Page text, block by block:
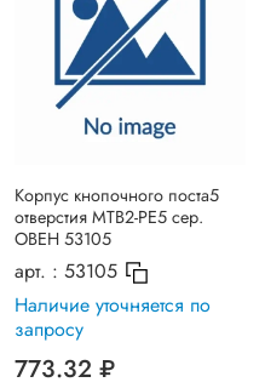
Корпус кнопочного поста5
отверстия MTB2-PE5 сер.
ОВЕН 53105
арт. : 53105
Наличие уточняется по
запросу
773.32 ₽